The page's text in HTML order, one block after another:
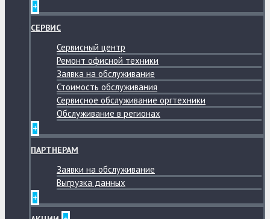
+
СЕРВИС
Сервисный центр
Ремонт офисной техники
Заявка на обслуживание
Стоимость обслуживания
Сервисное обслуживание оргтехники
Обслуживание в регионах
+
ПАРТНЕРАМ
Заявки на обслуживание
Выгрузка данных
+